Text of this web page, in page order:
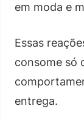
em moda e
Essas
consome só
entrega.